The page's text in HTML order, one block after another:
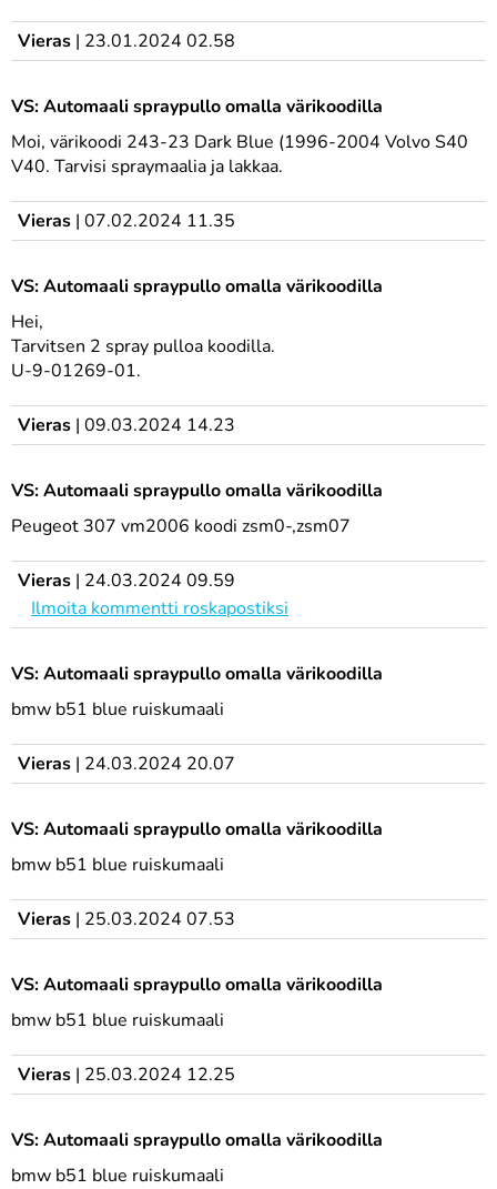
Vieras | 23.01.2024 02.58
VS: Automaali spraypullo omalla värikoodilla
Moi, värikoodi 243-23 Dark Blue (1996-2004 Volvo S40
V40. Tarvisi spraymaalia ja lakkaa.
Vieras | 07.02.2024 11.35
VS: Automaali spraypullo omalla värikoodilla
Hei,
Tarvitsen 2 spray pulloa koodilla.
U-9-01269-01.
Vieras | 09.03.2024 14.23
VS: Automaali spraypullo omalla värikoodilla
Peugeot 307 vm2006 koodi zsm0-,zsm07
Vieras | 24.03.2024 09.59
Ilmoita kommentti roskapostiksi
VS: Automaali spraypullo omalla värikoodilla
bmw b51 blue ruiskumaali
Vieras | 24.03.2024 20.07
VS: Automaali spraypullo omalla värikoodilla
bmw b51 blue ruiskumaali
Vieras | 25.03.2024 07.53
VS: Automaali spraypullo omalla värikoodilla
bmw b51 blue ruiskumaali
Vieras | 25.03.2024 12.25
VS: Automaali spraypullo omalla värikoodilla
bmw b51 blue ruiskumaali